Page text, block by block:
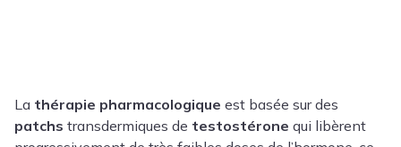
La thérapie pharmacologique est basée sur des
patchs transdermiques de testostérone qui libèrent